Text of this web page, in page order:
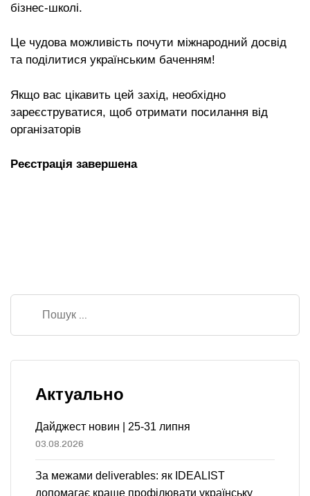
бізнес-школі.
Це чудова можливість почути міжнародний досвід
та поділитися українським баченням!
Якщо вас цікавить цей захід, необхідно
зареєструватися, щоб отримати посилання від
організаторів
Реєстрація завершена
Актуально
Дайджест новин | 25-31 липня
03.08.2026
За межами deliverables: як IDEALIST
допомагає краще профілювати українську